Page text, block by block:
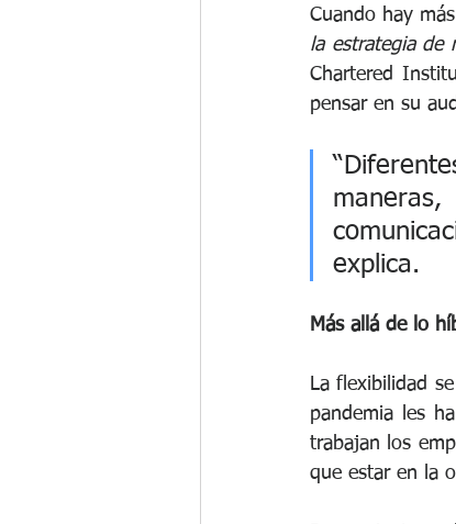
Cuando hay
la estrategia de
Chartered
pensar en su
explica.
Más allá de lo
La flexibilidad
pandemia les
trabajan los
que estar en la